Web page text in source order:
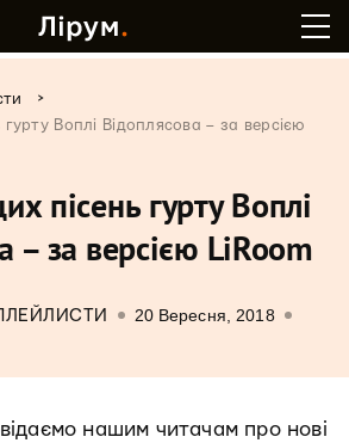
>
Воплі Відоплясова – за версією
пісень гурту Воплі
– за версією LiRoom
20 Вересня, 2018
нашим читачам про нові